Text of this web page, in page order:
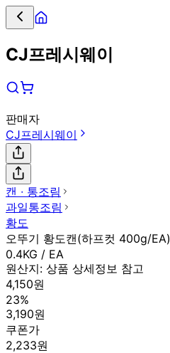
CJ프레시웨이
판매자
CJ프레시웨이
캔 ∙ 통조림
과일통조림
황도
오뚜기 황도캔(하프컷 400g/EA)
0.4KG / EA
원산지: 상품 상세정보 참고
4,150원
23%
3,190원
쿠폰가
2,233원